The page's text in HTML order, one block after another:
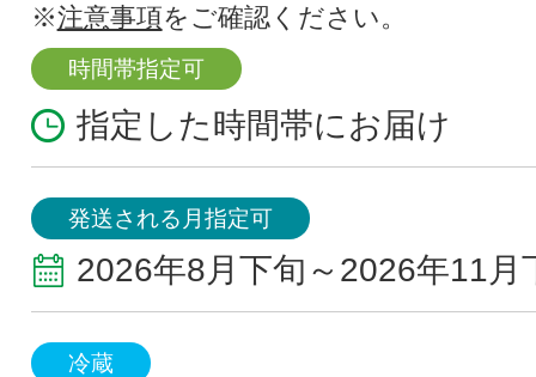
※注意事項をご確認ください。
時間帯指定可
指定した時間帯にお届け
発送される月指定可
2026年8月下旬～2026年11月
冷蔵